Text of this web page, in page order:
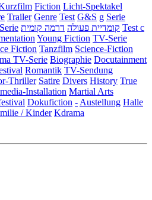
Fiction Licht-Spektakel
Trailer Genre Test G&S g Serie
קומדיית פעולה דרמה קומית
Test c
Young Fiction TV-Serie
Fiction Tanzfilm Science-Fiction
TV-Serie Biographie Docutainment
Romantik TV-Sendung
Thriller Satire Divers History True
Installation Martial Arts
Dokufiction - Austellung Halle
/ Kinder Kdrama